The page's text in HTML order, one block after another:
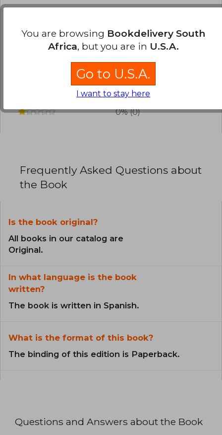
Have you read this book? Loginto add your
0% (0)
0% (0)
0% (0)
0% (0)
0% (0)
Frequently Asked Questions about
the Book
Is the book original?
All books in our catalog are
Original.
In what language is the book
written?
The book is written in Spanish.
What is the format of this book?
The binding of this edition is Paperback.
Questions and Answers about the Book
You are browsing Bookdelivery South
Africa, but you are in U.S.A.
Go to U.S.A.
I want to stay here